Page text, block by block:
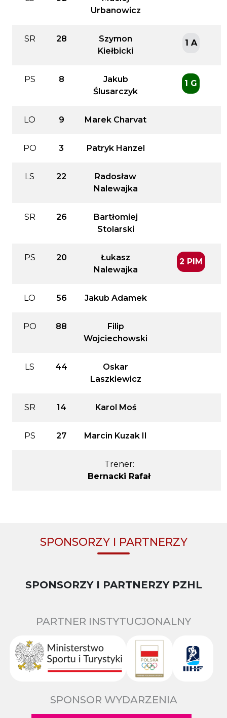
Urbanowicz
SR 28
Szymon
Kiełbicki
1 A
PS 8
Jakub
Ślusarczyk
1 G
LO 9 Marek Charvat
PO 3 Patryk Hanzel
LS 22
Radosław
Nalewajka
SR 26
Bartłomiej
Stolarski
PS 20
Łukasz
Nalewajka
2 PIM
LO 56 Jakub Adamek
PO 88
Filip
Wojciechowski
LS 44
Oskar
Laszkiewicz
SR 14 Karol Moś
PS 27 Marcin Kuzak II
Trener:
Bernacki Rafał
SPONSORZY I PARTNERZY
SPONSORZY I PARTNERZY PZHL
PARTNER INSTYTUCJONALNY
SPONSOR WYDARZENIA